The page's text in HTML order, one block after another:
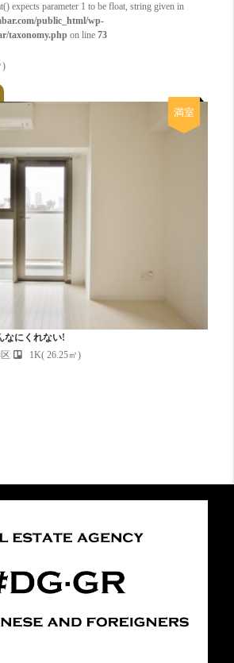
expects parameter 1 to be float, string given in
public_html/wp-
taxonomy.php on line 73
)
満室
にくれない!
1K( 26.25㎡)